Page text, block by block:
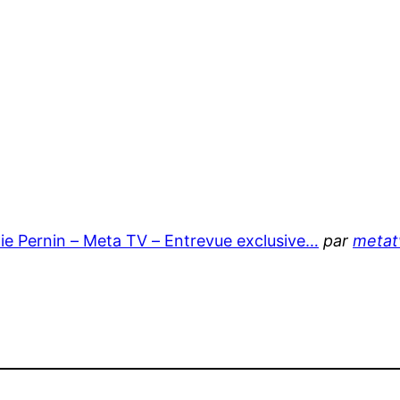
Pernin – Meta TV – Entrevue exclusive… par